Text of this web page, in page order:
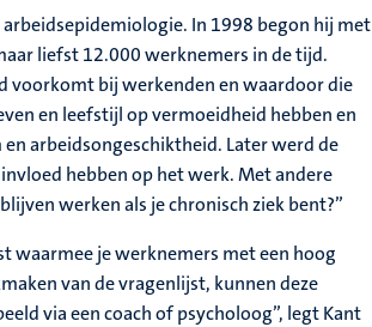
In 1998 begon hij met
liefst 12.000 werknemers in de tijd.
voorkomt bij werkenden en waardoor die
en leefstijl op vermoeidheid hebben en
arbeidsongeschiktheid. Later werd de
hebben op het werk. Met andere
werken als je chronisch ziek bent?”
waarmee je werknemers met een hoog
van de vragenlijst, kunnen deze
via een coach of psycholoog”, legt Kant